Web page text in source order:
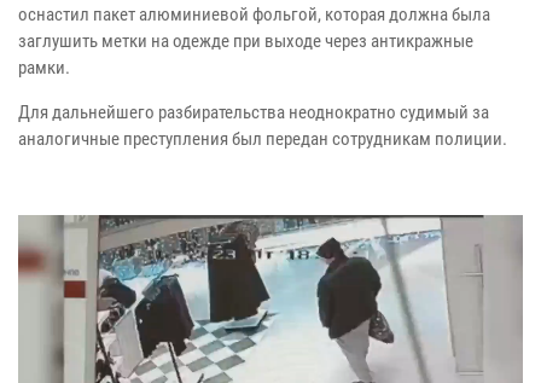
оснастил пакет алюминиевой фольгой, которая должна была
заглушить метки на одежде при выходе через антикражные
рамки.
Для дальнейшего разбирательства неоднократно судимый за
аналогичные преступления был передан сотрудникам полиции.